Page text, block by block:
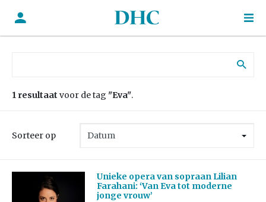
1 resultaat voor de tag "Eva".
Sorteer op
Unieke opera van sopraan Lilian
Farahani: ‘Van Eva tot moderne
jonge vrouw’